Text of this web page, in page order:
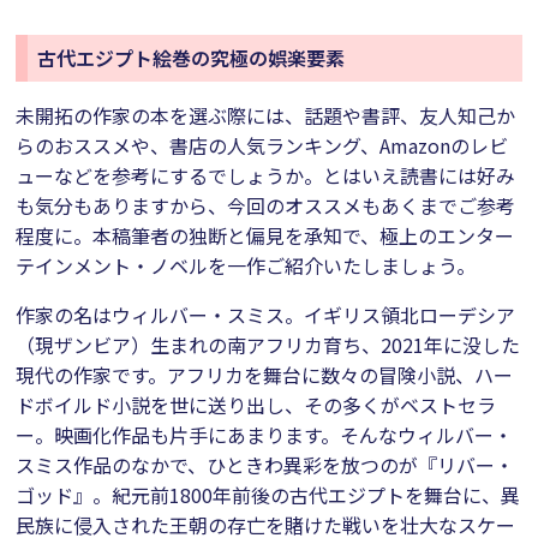
古代エジプト絵巻の究極の娯楽要素
未開拓の作家の本を選ぶ際には、話題や書評、友人知己か
らのおススメや、書店の人気ランキング、Amazonのレビ
ューなどを参考にするでしょうか。とはいえ読書には好み
も気分もありますから、今回のオススメもあくまでご参考
程度に。本稿筆者の独断と偏見を承知で、極上のエンター
テインメント・ノベルを一作ご紹介いたしましょう。
作家の名はウィルバー・スミス。イギリス領北ローデシア
（現ザンビア）生まれの南アフリカ育ち、2021年に没した
現代の作家です。アフリカを舞台に数々の冒険小説、ハー
ドボイルド小説を世に送り出し、その多くがベストセラ
ー。映画化作品も片手にあまります。そんなウィルバー・
スミス作品のなかで、ひときわ異彩を放つのが『リバー・
ゴッド』。紀元前1800年前後の古代エジプトを舞台に、異
民族に侵入された王朝の存亡を賭けた戦いを壮大なスケー